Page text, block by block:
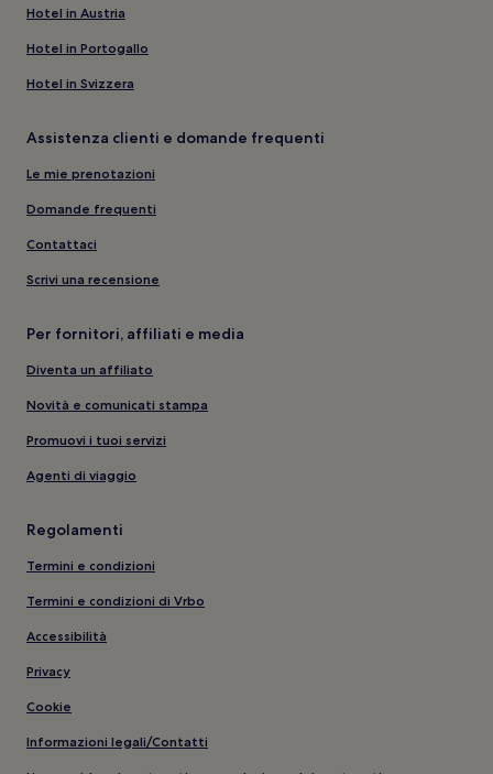
Hotel in Austria
Hotel in Portogallo
Hotel in Svizzera
Assistenza clienti e domande frequenti
Le mie prenotazioni
Domande frequenti
Contattaci
Scrivi una recensione
Per fornitori, affiliati e media
Diventa un affiliato
Novità e comunicati stampa
Promuovi i tuoi servizi
Agenti di viaggio
Regolamenti
Termini e condizioni
Termini e condizioni di Vrbo
Accessibilità
Privacy
Cookie
Informazioni legali/Contatti